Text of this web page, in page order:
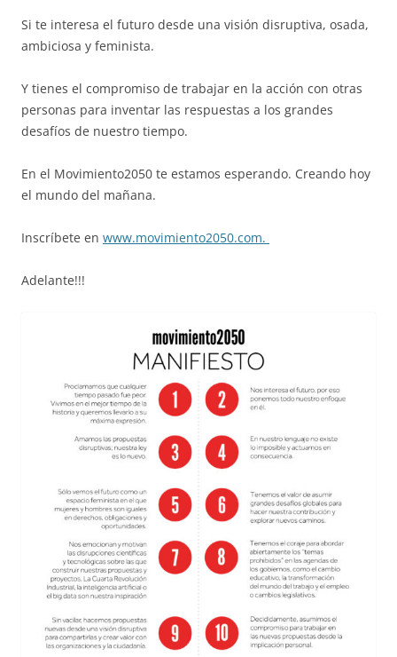
Si te interesa el futuro desde una visión disruptiva, osada,
ambiciosa y feminista.
Y tienes el compromiso de trabajar en la acción con otras
personas para inventar las respuestas a los grandes
desafíos de nuestro tiempo.
En el Movimiento2050 te estamos esperando. Creando hoy
el mundo del mañana.
Inscríbete en www.movimiento2050.com.
Adelante!!!